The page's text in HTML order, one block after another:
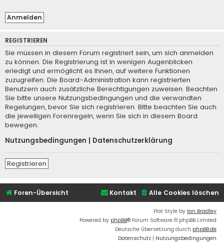
REGISTRIEREN
Sie müssen in diesem Forum registriert sein, um sich anmelden
zu können. Die Registrierung ist in wenigen Augenblicken
erledigt und ermöglicht es Ihnen, auf weitere Funktionen
zuzugreifen. Die Board-Administration kann registrierten
Benutzern auch zusätzliche Berechtigungen zuweisen. Beachten
Sie bitte unsere Nutzungsbedingungen und die verwandten
Regelungen, bevor Sie sich registrieren. Bitte beachten Sie auch
die jeweiligen Forenregeln, wenn Sie sich in diesem Board
bewegen.
Nutzungsbedingungen
Datenschutzerklärung
Registrieren
Foren-Übersicht Alle Cookies löschen
Kontakt
Flat Style by Ian Bradley
Powered by phpBB® Forum Software © phpBB Limited
Deutsche Übersetzung durch phpBB.de
Datenschutz | Nutzungsbedingungen